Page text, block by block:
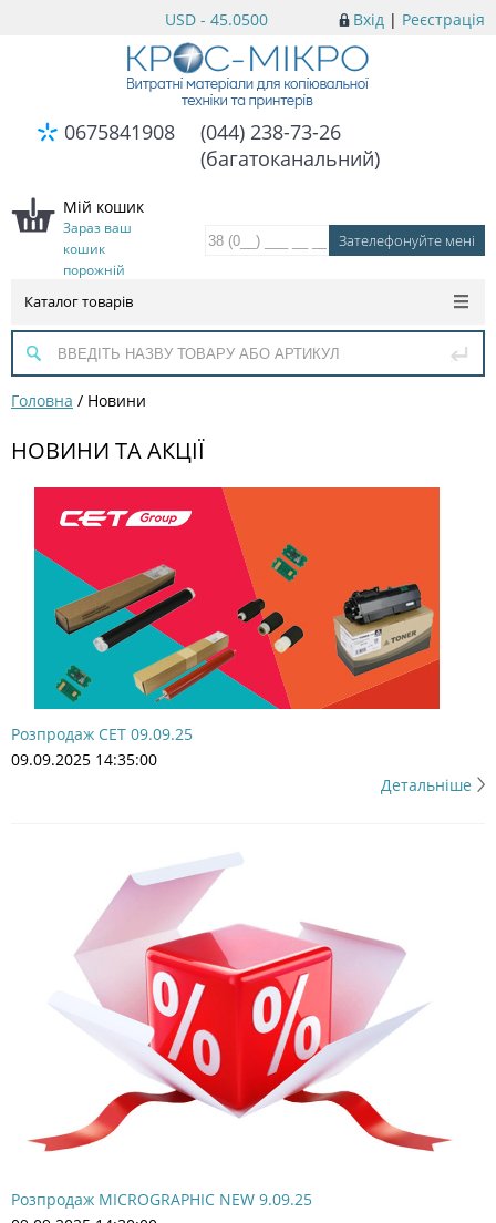
Вхід | Реєстрація
USD - 45.0500
0675841908
(044) 238-73-26
(багатоканальний)
Мій кошик
Зараз ваш
кошик
порожній
Каталог товарів
Головна / Новини
НОВИНИ ТА АКЦІЇ
Розпродаж CET 09.09.25
09.09.2025 14:35:00
Детальніше
Розпродаж MICROGRAPHIC NEW 9.09.25